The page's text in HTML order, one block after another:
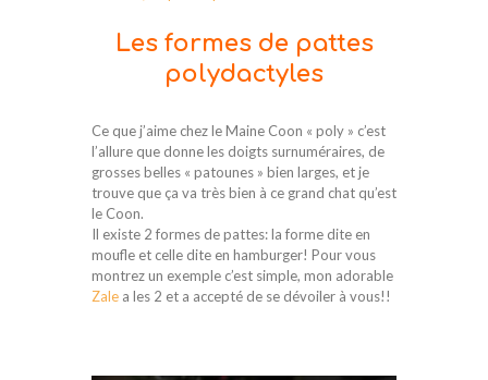
Les formes de pattes
polydactyles
Ce que j’aime chez le Maine Coon « poly » c’est
l’allure que donne les doigts surnuméraires, de
grosses belles « patounes » bien larges, et je
trouve que ça va très bien à ce grand chat qu’est
le Coon.
Il existe 2 formes de pattes: la forme dite en
moufle et celle dite en hamburger! Pour vous
montrez un exemple c’est simple, mon adorable
Zale a les 2 et a accepté de se dévoiler à vous!!